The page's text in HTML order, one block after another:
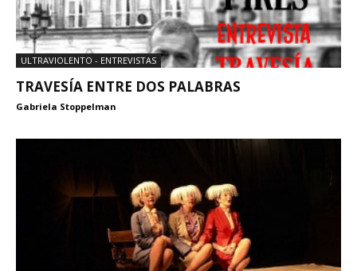
ULTRAVIOLENTO - ENTREVISTAS
TRAVESÍA ENTRE DOS PALABRAS
Gabriela Stoppelman